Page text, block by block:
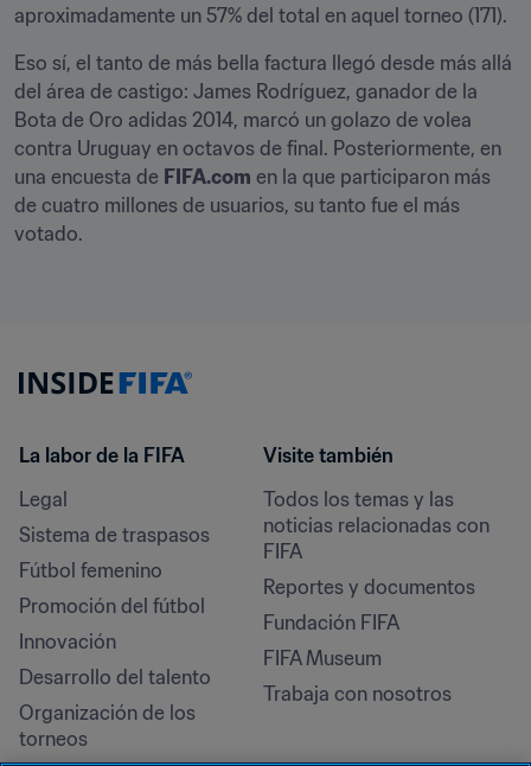
aproximadamente un 57% del total en aquel torneo (171).
Eso sí, el tanto de más bella factura llegó desde más allá
del área de castigo: James Rodríguez, ganador de la
Bota de Oro adidas 2014, marcó un golazo de volea
contra Uruguay en octavos de final. Posteriormente, en
una encuesta de FIFA.com en la que participaron más
de cuatro millones de usuarios, su tanto fue el más
votado.
La labor de la FIFA
Legal
Sistema de traspasos
Fútbol femenino
Promoción del fútbol
Innovación
Desarrollo del talento
Organización de los
torneos
Visite también
Todos los temas y las
noticias relacionadas con
FIFA
Reportes y documentos
Fundación FIFA
FIFA Museum
Trabaja con nosotros